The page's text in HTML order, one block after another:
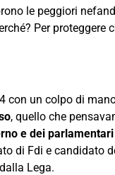
le peggiori
Per proteggere
con un colpo di
, quello che
e dei
di Fdi e candidato
Lega.